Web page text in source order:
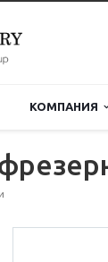
КОМПАНИЯ